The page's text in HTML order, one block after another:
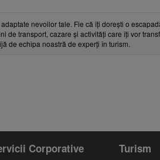
nevoilor tale. Fie că îți dorești o
transport, cazare și activități care îți vor
de echipa noastră de experți în turism.
Corporative Turism